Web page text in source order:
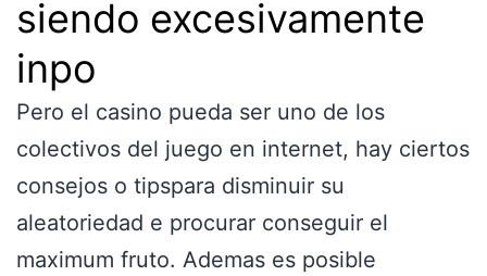
siendo excesivamente
inpo
Pero el casino pueda ser uno de los
colectivos del juego en internet, hay ciertos
consejos o tipspara disminuir su
aleatoriedad e procurar conseguir el
maximum fruto. Ademas es posible